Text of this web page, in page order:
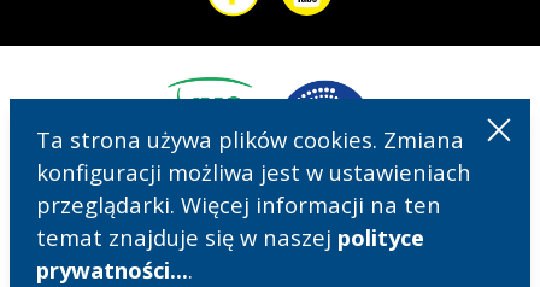
Ta strona używa plików cookies. Zmiana
konfiguracji możliwa jest w ustawieniach
przeglądarki. Więcej informacji na ten
temat znajduje się w naszej polityce
prywatności....